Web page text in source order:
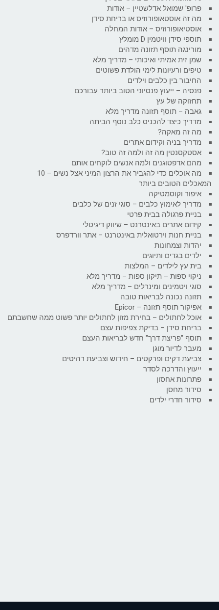
פרופ' שמואל אדלשטיין – אודות
מה זה אוסטאופורוזיס או בריחת סידן
אוסטיאופורוזיס – אודות המחלה
תוספי סידן וויטמין D מומלץ
מורינגה תוסף תזונה מדהים
שמן זית אמיתי ואיכותי – מדריך מלא
טיפים ורעיונות לימי הולדת פשוטים
החיבור בין כלבים וילדים
פנסיה – ייעוץ פנסיוני הטוב ביותר עבורכם
תחזוקה של עץ
גאבה – תוסף תזונה מדריך מלא
מדריך כיצד להכניס כלב נוסף הביתה
מה זה מאקה?
מדריך בניה וקידום אתרים
אסטקסנטין מה זה ולמה זה טוב?
מהם אדפטוגנים ולמה אנשים לוקחים אותם
מה אוכלים כדי להגביר את הרצון המיני אצל נשים – 10
המאכלים הטובים ביותר
איפור וקוסמטיקה
מדריך לאימוץ כלבים – סוגי זנים של כלבים
בניית פרגולה בבית פרטי
קידום אתרים באינטרנט – שיווק דיגיטלי
בניית חנות וירטואלית באינטרנט – אתר וורדפרס
יהדות וצמחונות
ילדים בגדים ותיוגים
בית עץ לילדים – המלצות
ניקוי ספות – תיקון ספות – מדריך מלא
סוגי ויטמינים ומינרלים – מדריך מלא
תזונה נכונה לבריאות טובה
אפיקור תוסף תזונה – Epicor
אוכל לחתולים – בחירת מזון לחתולים יותר פשוט ממה שחשבתם
בריחת סידן – בדיקת צפיפות עצם
תוסף "פריצת דרך" חדש לבריאות העצם
מעבר לדיור מוגן
צביעת דקים ופרקטים – חידוש וצביעת רהיטים
ייעוץ והדרכה לסדר
פתרונות אחסון
סידור מחסן
סידור חדרי ילדים